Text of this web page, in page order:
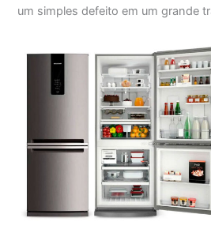
um simples defeito em um grande